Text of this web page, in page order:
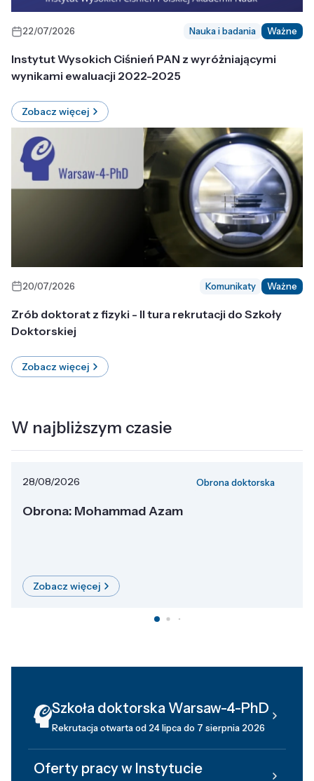
22/07/2026 Nauka i badania Ważne
Instytut Wysokich Ciśnień PAN z wyróżniającymi
wynikami ewaluacji 2022-2025
Zobacz więcej
20/07/2026 Komunikaty Ważne
Zrób doktorat z fizyki - II tura rekrutacji do Szkoły
Doktorskiej
Zobacz więcej
W najbliższym czasie
28/08/2026 Obrona doktorska
Obrona: Mohammad Azam
Zobacz więcej
Szkoła doktorska Warsaw-4-PhD
Rekrutacja otwarta od 24 lipca do 7 sierpnia 2026
Oferty pracy w Instytucie